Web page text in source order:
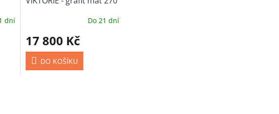
dní Do 21 dní
17 800 Kč
DO KOŠÍKU